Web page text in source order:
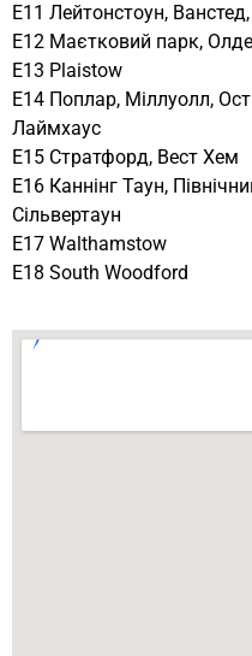
E11 Лейтонстоун,
E12 Маєтковий парк,
E13 Plaistow
E14 Поплар, Міллуолл,
Лаймхаус
E15 Стратфорд, Вест Хем
E16 Каннінг Таун,
Сільвертаун
E17 Walthamstow
E18 South Woodford